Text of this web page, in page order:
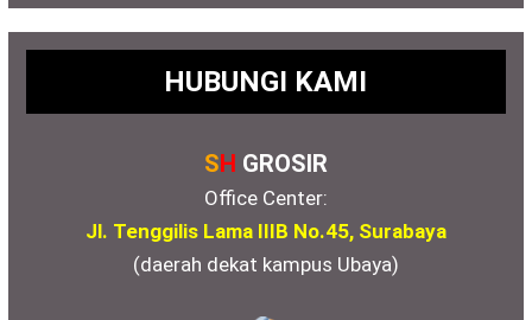
HUBUNGI KAMI
SH GROSIR
Office Center:
Jl. Tenggilis Lama IIIB No.45, Surabaya
(daerah dekat kampus Ubaya)